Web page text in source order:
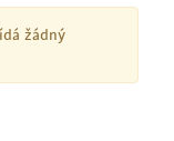
žádný